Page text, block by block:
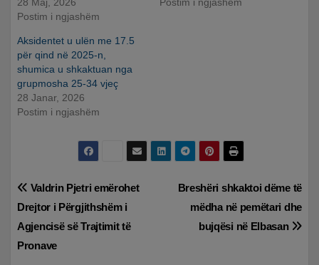
Postim i ngjashëm
Aksidentet u ulën me 17.5
për qind në 2025-n,
shumica u shkaktuan nga
grupmosha 25-34 vjeç
28 Janar, 2026
Postim i ngjashëm
Lëvizje
te
postimet
Breshëri shkaktoi dëme të
mëdha në pemëtari dhe
bujqësi në Elbasan
Valdrin Pjetri emërohet
Drejtor i Përgjithshëm i
Agjencisë së Trajtimit të
Pronave